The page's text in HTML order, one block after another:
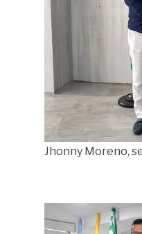
Jhonny Moreno,